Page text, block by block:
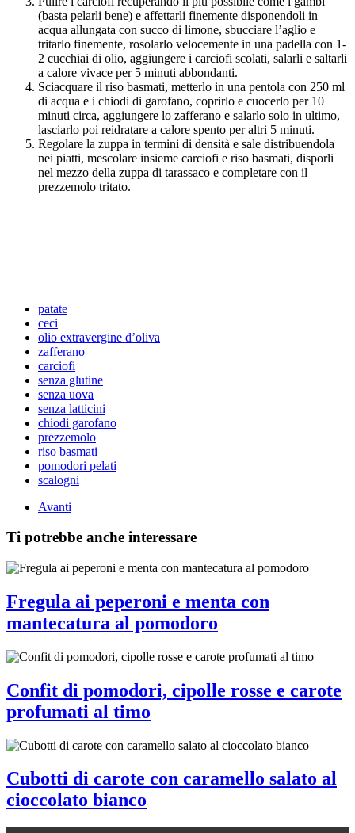
(basta pelarli bene) e affettarli finemente disponendoli in
acqua allungata con succo di limone, sbucciare l’aglio e
tritarlo finemente, rosolarlo velocemente in una padella con 1-
2 cucchiai di olio, aggiungere i carciofi scolati, salarli e saltarli
a calore vivace per 5 minuti abbondanti.
Sciacquare il riso basmati, metterlo in una pentola con 250 ml
di acqua e i chiodi di garofano, coprirlo e cuocerlo per 10
minuti circa, aggiungere lo zafferano e salarlo solo in ultimo,
lasciarlo poi reidratare a calore spento per altri 5 minuti.
Regolare la zuppa in termini di densità e sale distribuendola
nei piatti, mescolare insieme carciofi e riso basmati, disporli
nel mezzo della zuppa di tarassaco e completare con il
prezzemolo tritato.
patate
ceci
olio extravergine d’oliva
zafferano
carciofi
senza glutine
senza uova
senza latticini
chiodi garofano
prezzemolo
riso basmati
pomodori pelati
scalogni
Avanti
Ti potrebbe anche interessare
Fregula ai peperoni e menta con
mantecatura al pomodoro
Confit di pomodori, cipolle rosse e carote
profumati al timo
Cubotti di carote con caramello salato al
cioccolato bianco